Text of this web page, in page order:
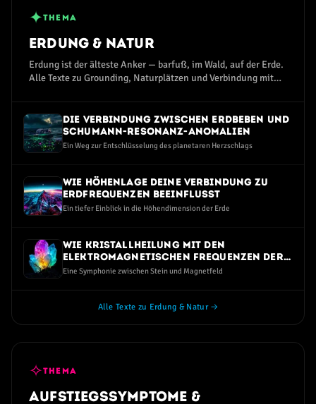
✦THEMA
Erdung & Natur
Erdung ist der älteste Anker — barfuß, im Wald, auf der Erde.
Alle Texte zu Grounding, Naturplätzen und Verbindung mit
Die Verbindung zwischen Erdbeben und
Schumann-Resonanz-Anomalien
Ein Weg zur Entschlüsselung des planetaren Herzschlags
Wie Höhenlage deine Verbindung zu
Erdfrequenzen beeinflusst
Ein tiefer Einblick in die Höhendimension der Erde
Wie Kristallheilung mit den
elektromagnetischen Frequenzen der
Erde verbunden ist
Eine Symphonie zwischen Stein und Magnetfeld
Alle Texte zu Erdung & Natur →
✧THEMA
Aufstiegssymptome &